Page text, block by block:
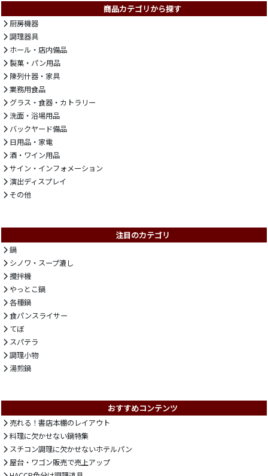
商品カテゴリから探す
厨房機器
調理器具
ホール・店内備品
製菓・パン用品
陳列什器・家具
業務用食品
グラス・食器・カトラリー
洗面・浴場用品
バックヤード備品
日用品・家電
酒・ワイン用品
サイン・インフォメーション
演出ディスプレイ
その他
注目のカテゴリ
鍋
シノワ・スープ漉し
攪拌機
やっとこ鍋
各種鍋
食パンスライサー
てぼ
スパテラ
調理小物
湯煎鍋
おすすめコンテンツ
売れる！書店本棚のレイアウト
料理に欠かせない鍋特集
スチコン調理に欠かせないホテルパン
屋台・ワゴン販売で売上アップ